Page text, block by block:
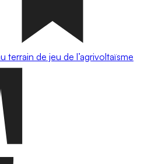
terrain de jeu de l’agrivoltaïsme